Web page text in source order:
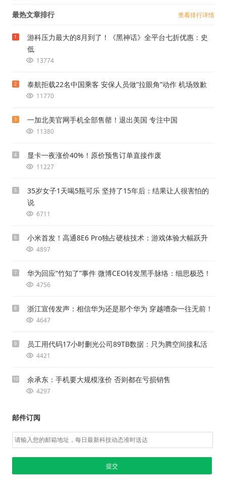
最热文章排行 查看排行详情
1
游科压力最大的8月到了！《黑神话》全平台七折优惠：史
低
13774
2 泰航拒载22名中国乘客 安保人员做“拉眼角”动作 机场致歉
11770
3 一加北美官网手机全部售罄！退出美国 专注中国
11380
4 显卡一夜涨价40%！原价预售订单直接作废
11227
5
35岁女子1天喝5瓶可乐 坚持了15年后：结果让人很害怕的
说
6711
6 小米首发！高通8E6 Pro独占硬核技术：游戏体验大幅跃升
4897
7 华为回应“竹知了”事件 微博CEO转发黑手脉络：细思极恐！
4756
8 浙江宣传发声：相信华为还是那个华为 穿越嘈杂一往无前！
4647
9 员工用代码17小时删光公司89TB数据：只为腾空间接私活
4421
10 余承东：手机要大规模涨价 否则都在亏损销售
4297
邮件订阅